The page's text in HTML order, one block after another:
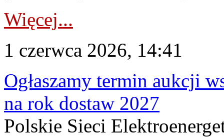
Więcej...
1 czerwca 2026, 14:41
Ogłaszamy termin aukcji
na rok dostaw 2027
Polskie Sieci